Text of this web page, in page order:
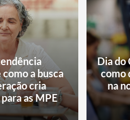
a busca
cria
as MPE
Dia do
como
na